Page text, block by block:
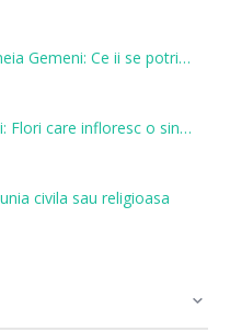
Flori pentru femeia Gemeni: Ce ii se potriveste, ce ii poarta noroc si ce o caracterizeaza?
Misterele naturii: Flori care infloresc o singura data la cateva sute de ani
civila sau religioasa